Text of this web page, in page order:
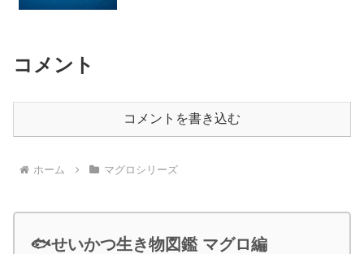
コメント
コメントを書き込む
ホーム マグロシリーズ
🐟せいかつ生き物図鑑 マグロ編